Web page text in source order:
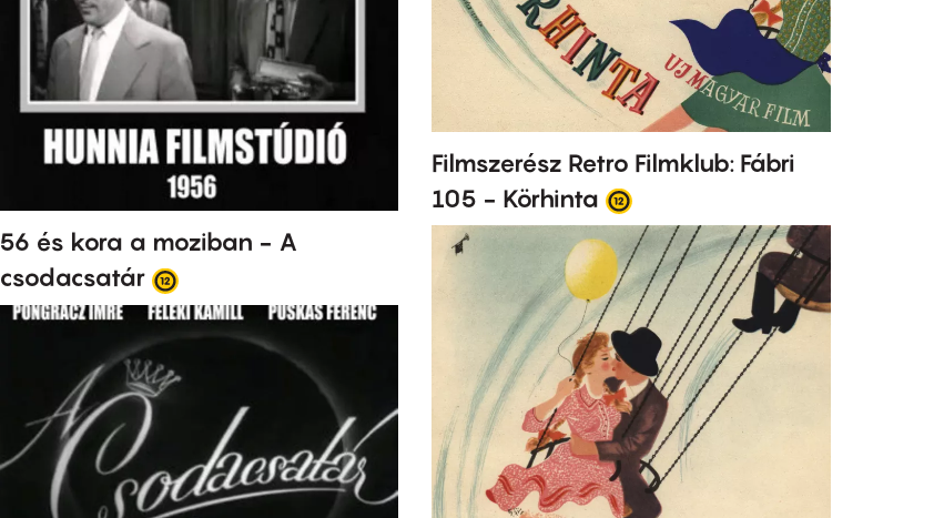
56 és kora a moziban - A
csodacsatár
Filmszerész Retro Filmklub: Fábri
105 - Körhinta